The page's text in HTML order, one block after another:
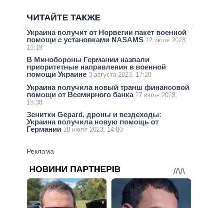
ЧИТАЙТЕ ТАКЖЕ
Украина получит от Норвегии пакет военной
помощи с установками NASAMS 12 июля 2023,
16:19
В Минобороны Германии назвали
приоритетные направления в военной
помощи Украине 3 августа 2023, 17:20
Украина получила новый транш финансовой
помощи от Всемирного банка 27 июля 2023,
18:38
Зенитки Gepard, дроны и вездеходы:
Украина получила новую помощь от
Германии 28 июля 2023, 14:00